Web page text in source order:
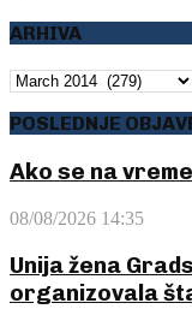
pagination
ARHIVA
ARHIVA
POSLEDNJE
Ako se na
08/08/2026 14:35
Unija žena
organizovala